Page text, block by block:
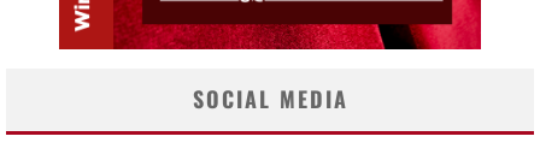
SOCIAL MEDIA